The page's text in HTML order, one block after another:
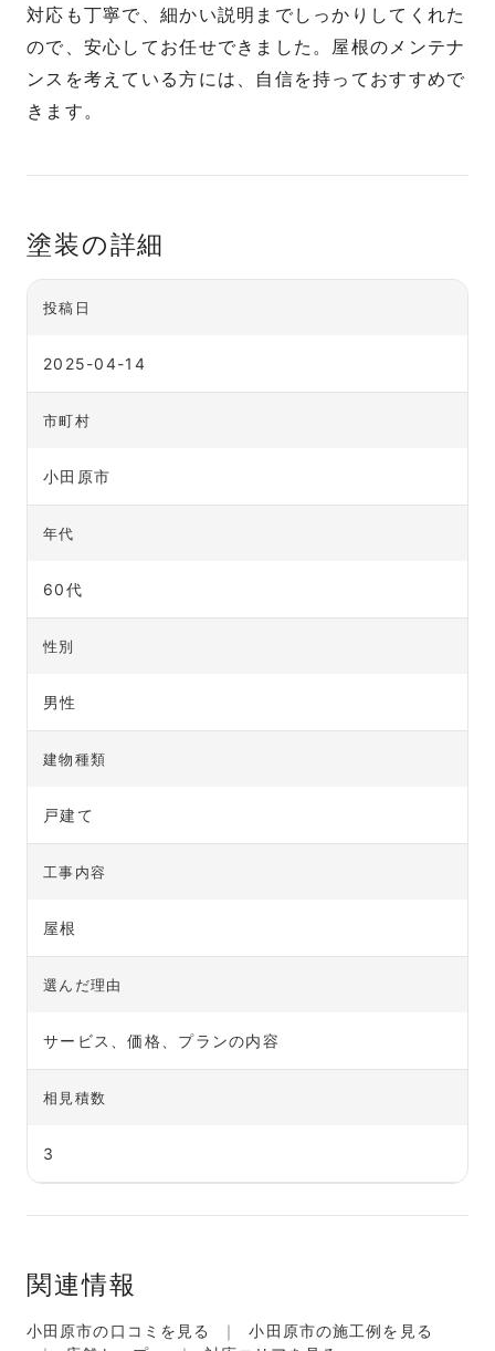
対応も丁寧で、細かい説明までしっかりしてくれた
ので、安心してお任せできました。屋根のメンテナ
ンスを考えている方には、自信を持っておすすめで
きます。
塗装の詳細
投稿日
2025-04-14
市町村
小田原市
年代
60代
性別
男性
建物種類
戸建て
工事内容
屋根
選んだ理由
サービス、価格、プランの内容
相見積数
3
関連情報
小田原市の口コミを見る
小田原市の施工例を見る